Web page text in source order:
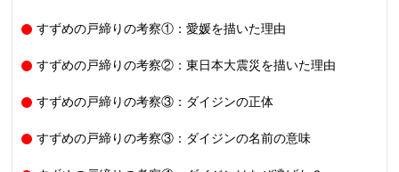
すずめの戸締りの考察①：愛媛を描いた理由
すずめの戸締りの考察②：東日本大震災を描いた理由
すずめの戸締りの考察③：ダイジンの正体
すずめの戸締りの考察③：ダイジンの名前の意味